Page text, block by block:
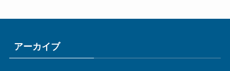
アーカイブ